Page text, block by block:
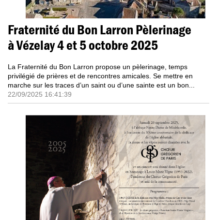
Fraternité du Bon Larron Pèlerinage
à Vézelay 4 et 5 octobre 2025
La Fraternité du Bon Larron propose un pèlerinage, temps
privilégié de prières et de rencontres amicales. Se mettre en
marche sur les traces d’un saint ou d’une sainte est un bon...
22/09/2025 16:41:39